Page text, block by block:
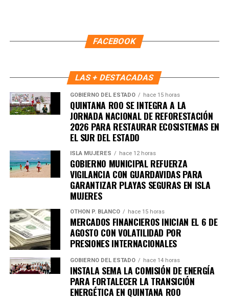
Quinto Podery recibe las noticias más
Unirme al canal de WhatsApp
familias del plantel.
Recibe las noticias al instante
Únete al canal oficial de WhatsApp de
Quinto Podery recibe las noticias más
FACEBOOK
LAS + DESTACADAS
GOBIERNO DEL ESTADO hace 15 horas
QUINTANA ROO SE INTEGRA A LA
JORNADA NACIONAL DE REFORESTACIÓN
2026 PARA RESTAURAR ECOSISTEMAS EN
EL SUR DEL ESTADO
ISLA MUJERES hace 12 horas
GOBIERNO MUNICIPAL REFUERZA
VIGILANCIA CON GUARDAVIDAS PARA
GARANTIZAR PLAYAS SEGURAS EN ISLA
MUJERES
OTHON P. BLANCO hace 15 horas
MERCADOS FINANCIEROS INICIAN EL 6 DE
AGOSTO CON VOLATILIDAD POR
PRESIONES INTERNACIONALES
GOBIERNO DEL ESTADO hace 14 horas
INSTALA SEMA LA COMISIÓN DE ENERGÍA
PARA FORTALECER LA TRANSICIÓN
ENERGÉTICA EN QUINTANA ROO